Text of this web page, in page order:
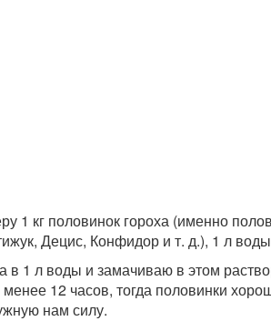
1 кг половинок гороха (именно
Децис, Конфидор и т. д.), 1 л
в 1 л воды и замачиваю в этом
12 часов, тогда половинки
нам силу.